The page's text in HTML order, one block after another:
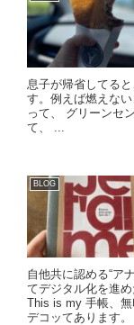
息子が帰省してる
す。例えば燃えな
って、 グリーンセ
て、 ...
BLOG
自他共に認める“ア
てデジタル化を進め
This is my 手帳、
デコッてあります。